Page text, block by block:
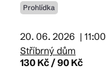
Články
Prohlídka
20. 06. 2026 | 11:00
Stříbrný dům
130 Kč / 90 Kč